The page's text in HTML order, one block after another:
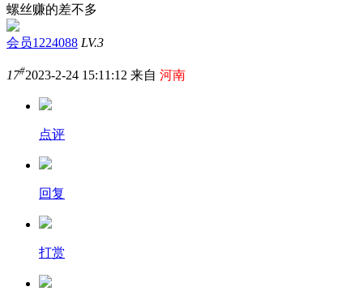
螺丝赚的差不多
会员1224088 LV.3
17#2023-2-24 15:11:12 来自 河南
点评
回复
打赏